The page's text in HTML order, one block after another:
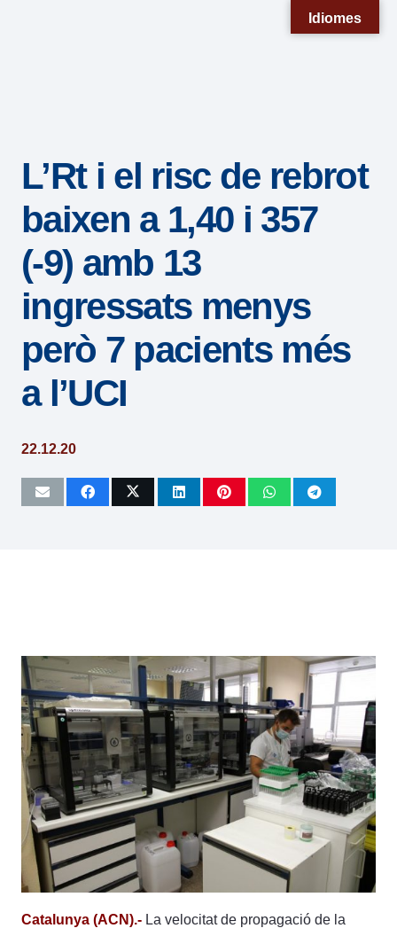
sistema
accesibilidad.
L’Rt i el risc de rebrot
baixen a 1,40 i 357
(-9) amb 13
ingressats menys
però 7 pacients més
a l’UCI
22.12.20
Catalunya (ACN).- La velocitat de propagació de la
Idiomes